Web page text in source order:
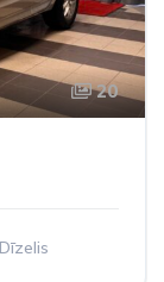
20
Dīzelis